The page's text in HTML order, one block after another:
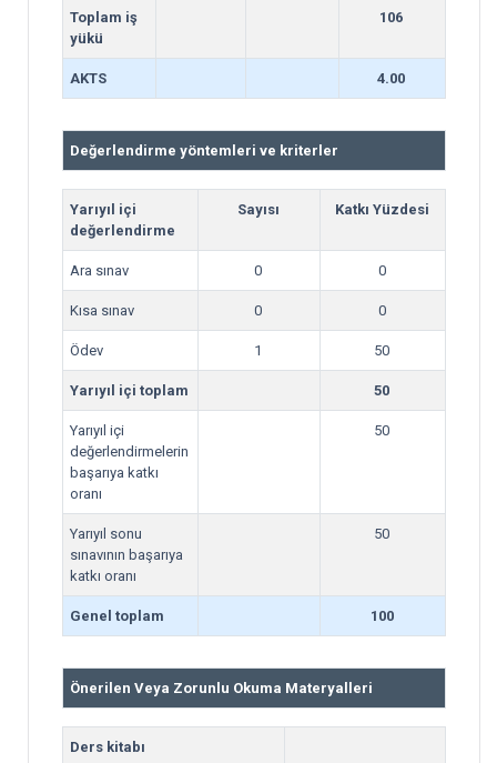
Toplam iş
yükü
106
AKTS 4.00
Değerlendirme yöntemleri ve kriterler
Yarıyıl içi
değerlendirme
Sayısı Katkı Yüzdesi
Ara sınav 0 0
Kısa sınav 0 0
Ödev 1 50
Yarıyıl içi toplam 50
Yarıyıl içi
değerlendirmelerin
başarıya katkı
oranı
50
Yarıyıl sonu
sınavının başarıya
katkı oranı
50
Genel toplam 100
Önerilen Veya Zorunlu Okuma Materyalleri
Ders kitabı